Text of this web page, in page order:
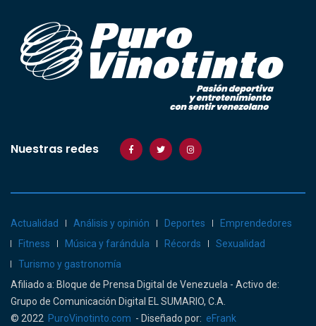
Nuestras redes
Actualidad Análisis y opinión Deportes
Emprendedores
Fitness
Música y farándula Récords
Sexualidad
Turismo y gastronomía
Afiliado a: Bloque de Prensa Digital de Venezuela - Activo de:
Grupo de Comunicación Digital EL SUMARIO, C.A.
© 2022 PuroVinotinto.com - Diseñado por: eFrank